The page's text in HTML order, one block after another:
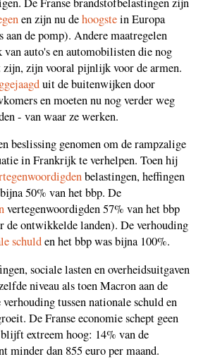
en zijn nu dehoogstein Europa
aan de pomp). Andere maatregelen
van auto's en automobilisten die nog
zijn, zijn vooral pijnlijk voor de armen.
uit de buitenwijken door
en moeten nu nog verder weg
- van waar ze werken.
beslissing genomen om de rampzalige
in Frankrijk te verhelpen. Toen hij
belastingen, heffingen
50% van het bbp. De
vertegenwoordigden 57% van het bbp
de ontwikkelde landen). De verhouding
schulden het bbp was bijna 100%.
sociale lasten en overheidsuitgaven
niveau als toen Macron aan de
tussen nationale schuld en
De Franse economie schept geen
blijft extreem hoog: 14% van de
minder dan 855 euro per maand.